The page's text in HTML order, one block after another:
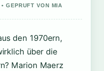
GEPRUFT VON MIA
den 1970ern,
über die
Marion Maerz